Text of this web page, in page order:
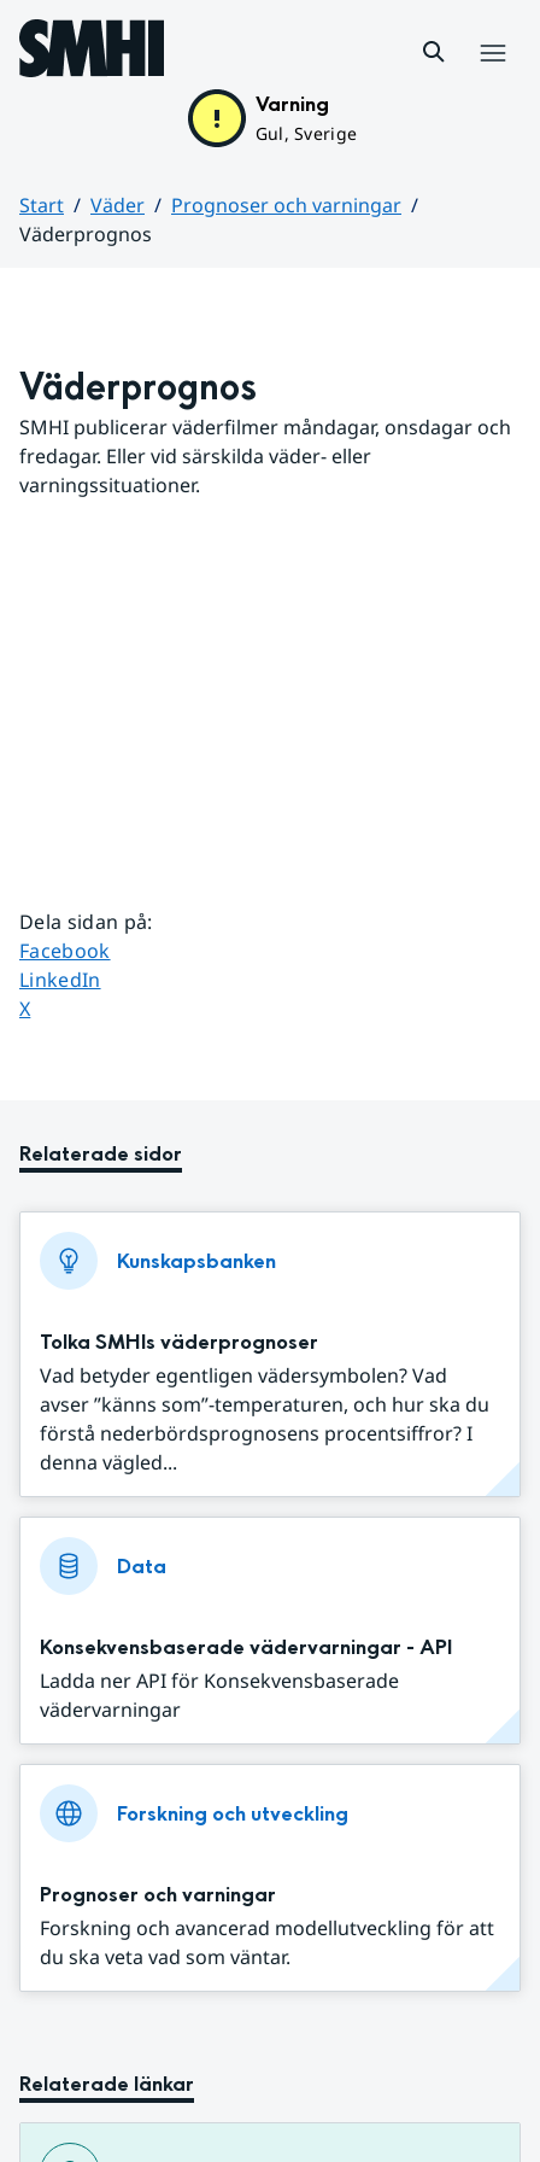
Hoppa till sidans innehåll
Varning
Gul, Sverige
Start Väder
Prognoser och varningar
Väderprognos
Väderprognos
SMHI publicerar väderfilmer måndagar, onsdagar och
fredagar. Eller vid särskilda väder- eller
varningssituationer.
Dela sidan på:
Dela sidan på
Facebook
Dela sidan på
LinkedIn
Dela sidan på
X
Relaterade sidor
Kunskapsbanken
Tolka SMHIs väderprognoser
Vad betyder egentligen vädersymbolen? Vad
avser ”känns som”-temperaturen, och hur ska du
förstå nederbördsprognosens procentsiffror? I
denna vägled...
Data
Konsekvensbaserade vädervarningar - API
Ladda ner API för Konsekvensbaserade
vädervarningar
Forskning och utveckling
Prognoser och varningar
Forskning och avancerad modellutveckling för att
du ska veta vad som väntar.
Relaterade länkar